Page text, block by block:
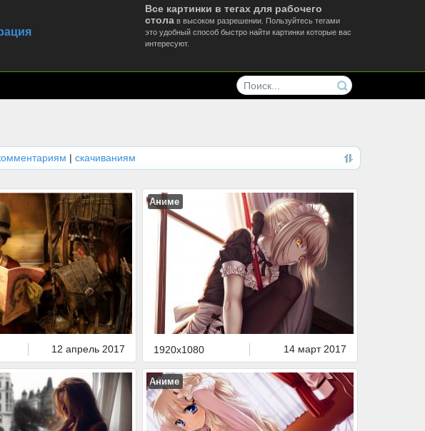
Все картинки в тегах для рабочего
стола в высоком разрешении. Пользуйтесь тегами
это удобный способ быстро найти картинки которые вас
интересуют.
| скачиваниям
12 апрель 2017
Аниме
1920x1080 14 март 2017
Аниме